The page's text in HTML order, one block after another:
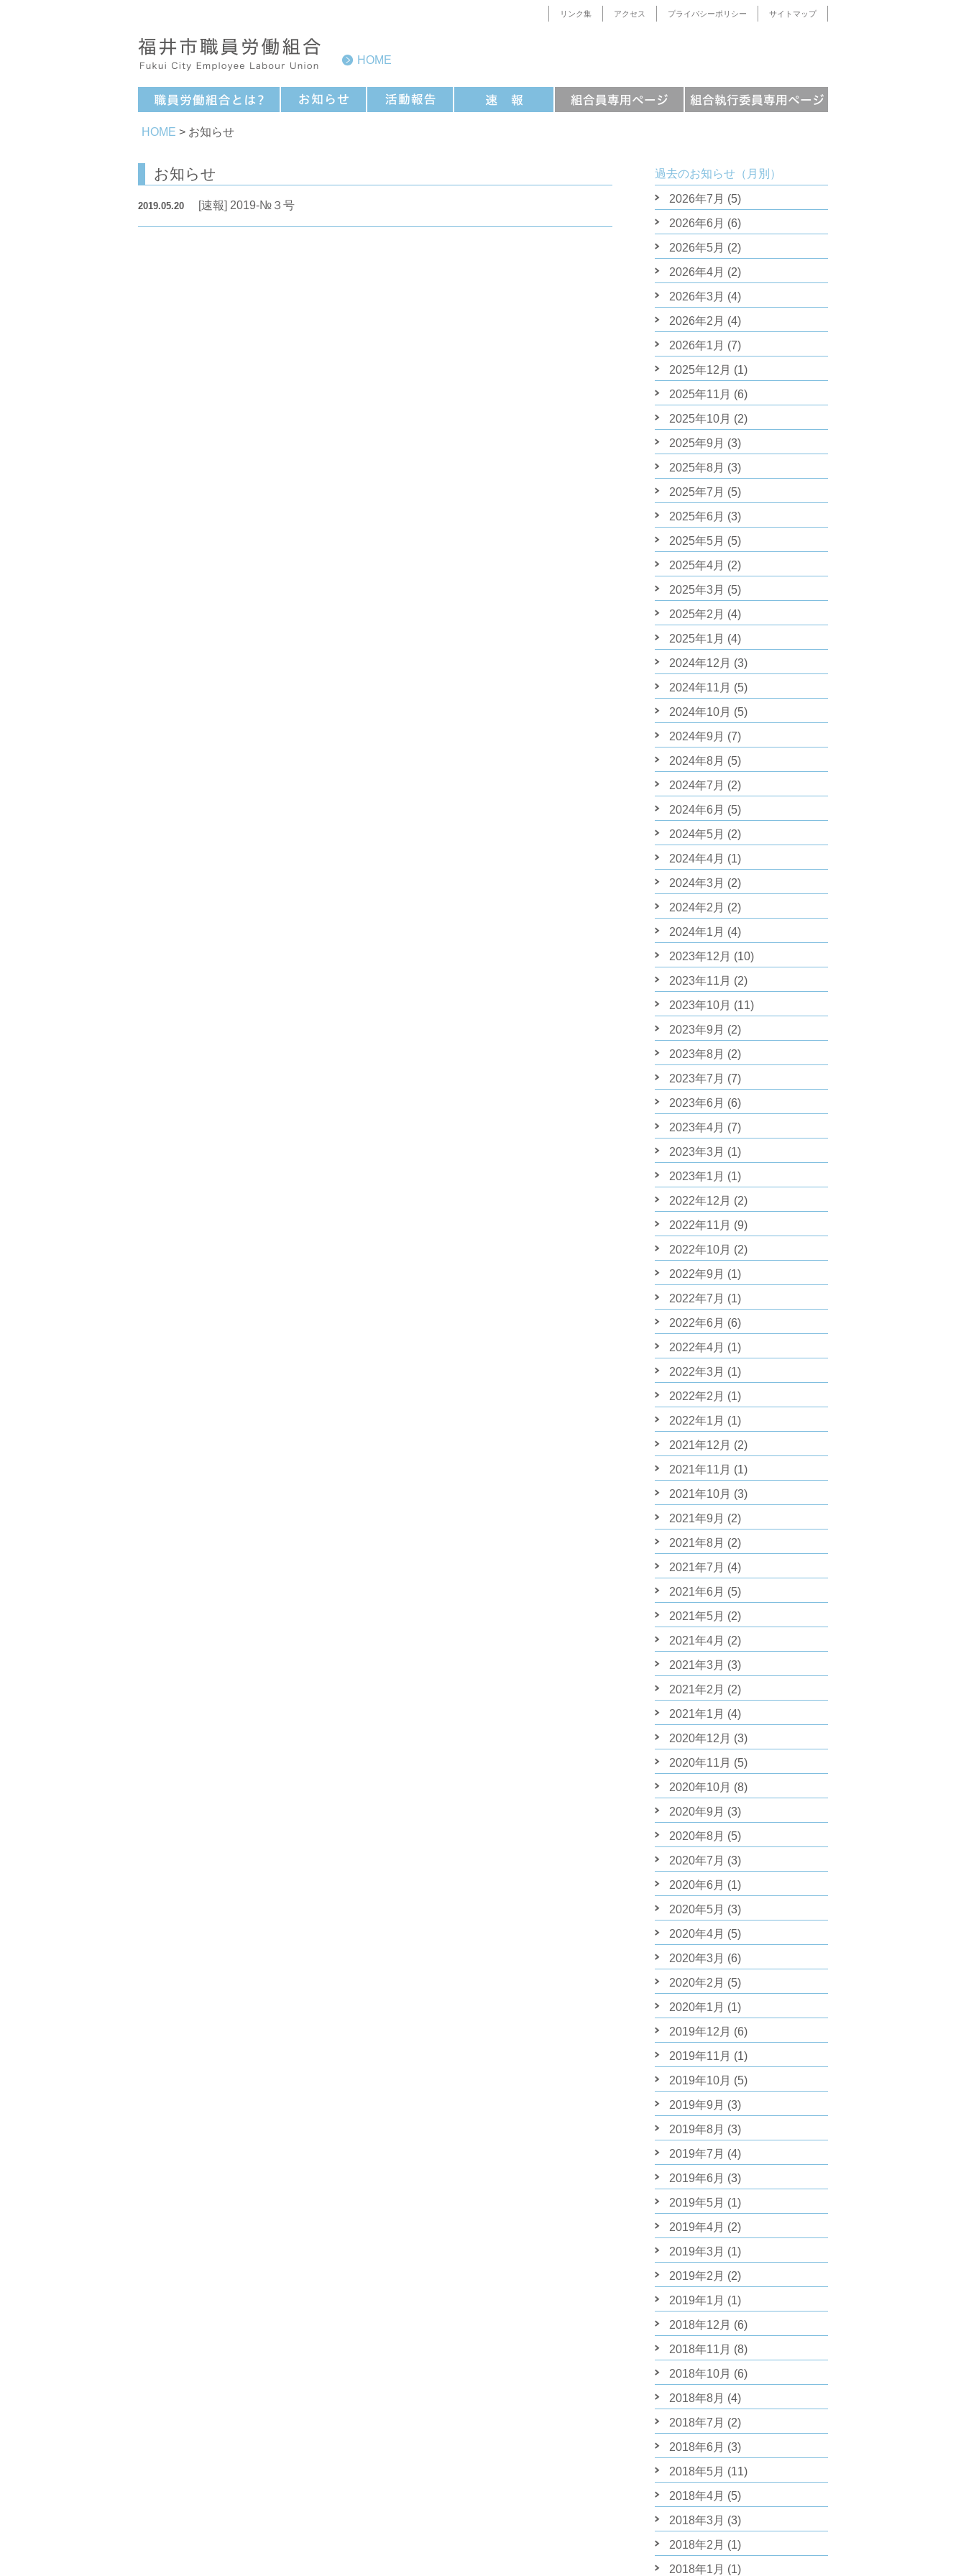
リンク集 アクセス プライバシーポリシー サイトマップ
HOME
HOME > お知らせ
お知らせ
2019.05.20 [速報] 2019-№３号
過去のお知らせ（月別）
2026年7月 (5)
2026年6月 (6)
2026年5月 (2)
2026年4月 (2)
2026年3月 (4)
2026年2月 (4)
2026年1月 (7)
2025年12月 (1)
2025年11月 (6)
2025年10月 (2)
2025年9月 (3)
2025年8月 (3)
2025年7月 (5)
2025年6月 (3)
2025年5月 (5)
2025年4月 (2)
2025年3月 (5)
2025年2月 (4)
2025年1月 (4)
2024年12月 (3)
2024年11月 (5)
2024年10月 (5)
2024年9月 (7)
2024年8月 (5)
2024年7月 (2)
2024年6月 (5)
2024年5月 (2)
2024年4月 (1)
2024年3月 (2)
2024年2月 (2)
2024年1月 (4)
2023年12月 (10)
2023年11月 (2)
2023年10月 (11)
2023年9月 (2)
2023年8月 (2)
2023年7月 (7)
2023年6月 (6)
2023年4月 (7)
2023年3月 (1)
2023年1月 (1)
2022年12月 (2)
2022年11月 (9)
2022年10月 (2)
2022年9月 (1)
2022年7月 (1)
2022年6月 (6)
2022年4月 (1)
2022年3月 (1)
2022年2月 (1)
2022年1月 (1)
2021年12月 (2)
2021年11月 (1)
2021年10月 (3)
2021年9月 (2)
2021年8月 (2)
2021年7月 (4)
2021年6月 (5)
2021年5月 (2)
2021年4月 (2)
2021年3月 (3)
2021年2月 (2)
2021年1月 (4)
2020年12月 (3)
2020年11月 (5)
2020年10月 (8)
2020年9月 (3)
2020年8月 (5)
2020年7月 (3)
2020年6月 (1)
2020年5月 (3)
2020年4月 (5)
2020年3月 (6)
2020年2月 (5)
2020年1月 (1)
2019年12月 (6)
2019年11月 (1)
2019年10月 (5)
2019年9月 (3)
2019年8月 (3)
2019年7月 (4)
2019年6月 (3)
2019年5月 (1)
2019年4月 (2)
2019年3月 (1)
2019年2月 (2)
2019年1月 (1)
2018年12月 (6)
2018年11月 (8)
2018年10月 (6)
2018年8月 (4)
2018年7月 (2)
2018年6月 (3)
2018年5月 (11)
2018年4月 (5)
2018年3月 (3)
2018年2月 (1)
2018年1月 (1)